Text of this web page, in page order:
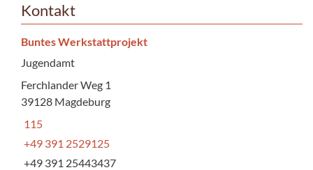
Kontakt
Buntes Werkstattprojekt
Jugendamt
Ferchlander Weg 1
39128 Magdeburg
115
+49 391 2529125
+49 391 25443437